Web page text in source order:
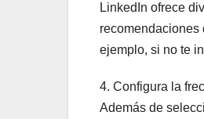
LinkedIn ofrece
recomendaciones
ejemplo, si no te
4. Configura la
Además de